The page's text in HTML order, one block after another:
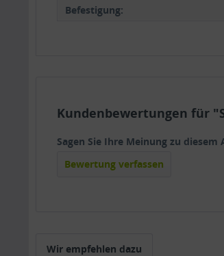
Befestigung:
Kundenbewertungen für
Sagen Sie Ihre Meinung zu diesem
Bewertung verfassen
Wir empfehlen dazu